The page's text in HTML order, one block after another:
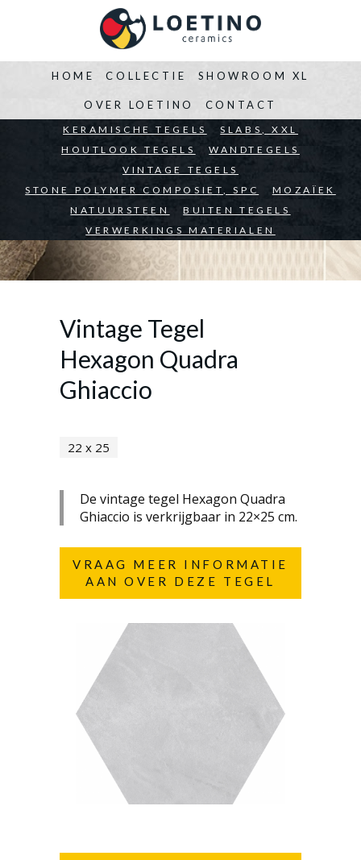
HOME
BEDRIJVEN ARCHITECTEN PARTICULIEREN
COLLECTIE
KERAMISCHE TEGELS
SLABS, XXL
HOUTLOOK TEGELS
WANDTEGELS
VINTAGE TEGELS
STONE POLYMER COMPOSIET, SPC
MOZAÏEK
NATUURSTEEN
BUITEN TEGELS
VERWERKINGS MATERIALEN
SHOWROOM XL
OVER LOETINO CONTACT
Vintage Tegel
Hexagon Quadra
Ghiaccio
22 x 25
De vintage tegel Hexagon Quadra
Ghiaccio is verkrijgbaar in 22×25 cm.
VRAAG MEER INFORMATIE
AAN OVER DEZE TEGEL